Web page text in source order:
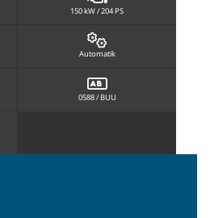
150 kW / 204 PS
Automatik
0588 / BUU